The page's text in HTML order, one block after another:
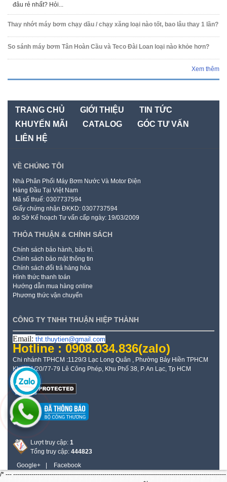
đâu rẻ nhất? Hỏi...
Thay nhớt máy bơm chạy dầu / chạy xăng loại nào tốt, bao lâu thay 1 lần?
So sánh máy bơm Tân Hoàn Cầu và Teco Đài Loan loại nào khỏe hơn?
Xem thêm
TRANG CHỦ GIỚI THIỆU
TIN TỨC
KHUYẾN MÃI
CATALOG
GÓC TƯ VẤN
LIÊN HỆ
VỀ CHÚNG TÔI
Nhà Phân Phối Máy Bơm Nước Và Motor Điện
Hàng Đầu Tại Việt Nam
Mã số thuế: 0307737594
Giấy chứng nhận ĐKKD: 0307737594
do Sở Kế hoạch Tư vấn cấp ngày: 19/03/2009
THỎA THUẬN & CHÍNH SÁCH
Chính sách bảo hành, bảo trì.
Chính sách bảo mật thông tin
Chính sách đổi trả hàng hóa
Hình thức thanh toán
Hướng dẫn mua hàng online
Phương thức vận chuyển
CÔNG TY TNHH THUẬN HIỆP THÀNH
Email: tht.thuytien@gmail.com
Hotline : 0908.034.836(zalo)
Chi nhánh TPHCM :1129/3 Lạc Long Quân , Phường Bảy Hiền TPHCM
Kho: 21/20/77-79 Lê Công Phép, Khu Phố 38, P. An Lạc, Tp HCM
Lượt truy cập: 1
Tổng truy cập: 444823
Google+
|
Facebook
/* --- ---------------------------------------------------------------------------------------------------------